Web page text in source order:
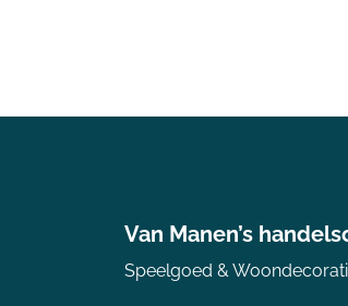
Van Manen’s
Speelgoed &